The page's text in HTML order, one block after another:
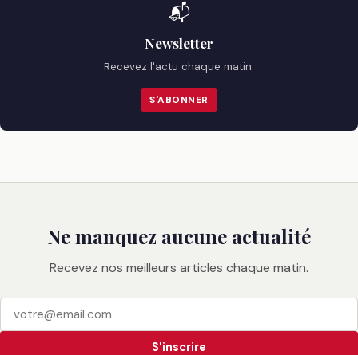
📬
Newsletter
Recevez l'actu chaque matin.
S'ABONNER
Ne manquez aucune actualité
Recevez nos meilleurs articles chaque matin.
S'inscrire